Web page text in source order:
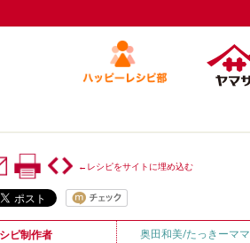
←レシピをサイトに埋め込む
ピ制作者 奥田和美/たっきーママ